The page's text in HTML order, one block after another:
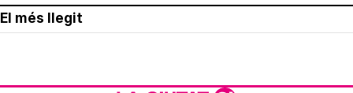
El més llegit